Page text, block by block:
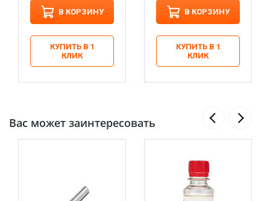
В КОРЗИНУ
КУПИТЬ В 1
КЛИК
В КОРЗИНУ
КУПИТЬ В 1
КЛИК
Вас может заинтересовать